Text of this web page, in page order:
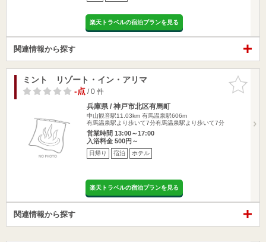
楽天トラベルの宿泊プランを見る
関連情報から探す
お気に入
りに追加
ミント リゾート・イン・アリマ
-点/ 0 件
兵庫県 / 神戸市北区有馬町
中山観音駅11.03km 有馬温泉駅606m
有馬温泉駅より歩いて7分有馬温泉駅より歩いて7分
営業時間 13:00～17:00
入浴料金 500円～
日帰り 宿泊 ホテル
楽天トラベルの宿泊プランを見る
関連情報から探す